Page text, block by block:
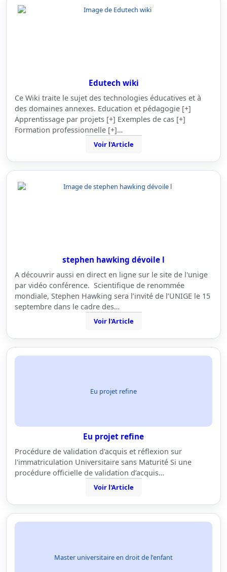
Edutech wiki
Ce Wiki traite le sujet des technologies éducatives et à
des domaines annexes. Education et pédagogie [+]
Apprentissage par projets [+] Exemples de cas [+]
Formation professionnelle [+]…
Voir l'Article
stephen hawking dévoile l
A découvrir aussi en direct en ligne sur le site de l'unige
par vidéo conférence. Scientifique de renommée
mondiale, Stephen Hawking sera l’invité de l’UNIGE le 15
septembre dans le cadre des…
Voir l'Article
Eu projet refine
Eu projet refine
Procédure de validation d'acquis et réflexion sur
l'immatriculation Universitaire sans Maturité Si une
procédure officielle de validation d’acquis…
Voir l'Article
Master universitaire en droit de l'enfant